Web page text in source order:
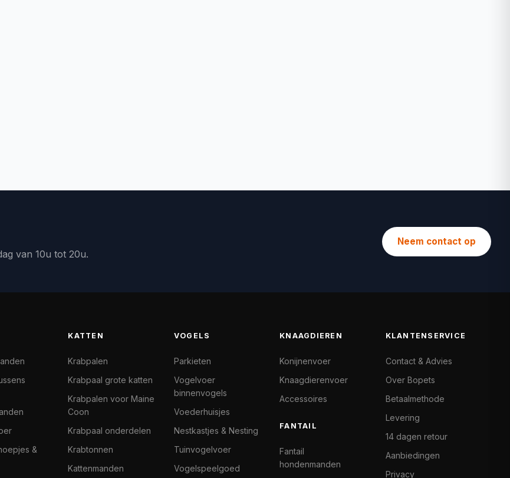
van 10u tot 20u.
Neem contact op
&
KATTEN
Krabpalen
Krabpaal grote katten
Krabpalen voor Maine
Coon
Krabpaal onderdelen
Krabtonnen
Kattenmanden
VOGELS
Parkieten
Vogelvoer
binnenvogels
Voederhuisjes
Nestkastjes & Nesting
Tuinvogelvoer
Vogelspeelgoed
KNAAGDIEREN
Konijnenvoer
Knaagdierenvoer
Accessoires
FANTAIL
Fantail
hondenmanden
KLANTENSERVICE
Contact & Advies
Over Bopets
Betaalmethode
Levering
14 dagen retour
Aanbiedingen
Privacy